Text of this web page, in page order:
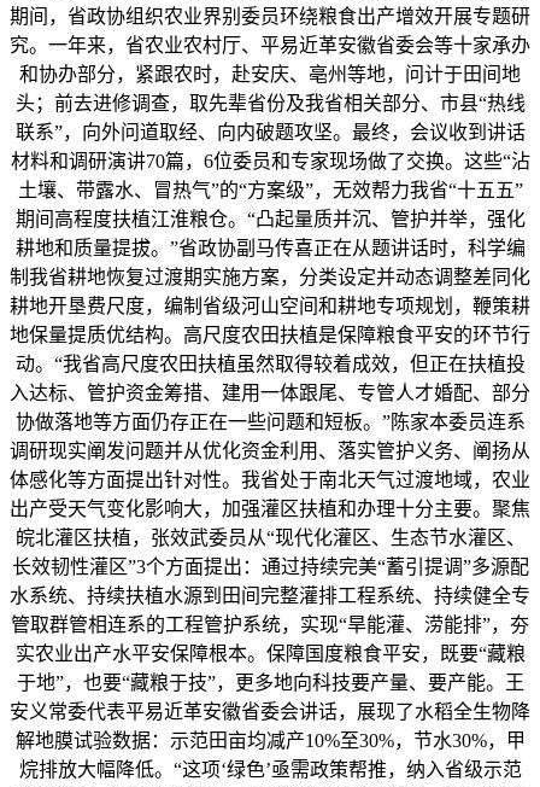
期间，省政协组织农业界别委员环绕粮食出产增效开展专题研
究。一年来，省农业农村厅、平易近革安徽省委会等十家承办
和协办部分，紧跟农时，赴安庆、亳州等地，问计于田间地
头；前去进修调查，取先辈省份及我省相关部分、市县“热线
联系”，向外问道取经、向内破题攻坚。最终，会议收到讲话
材料和调研演讲70篇，6位委员和专家现场做了交换。这些“沾
土壤、带露水、冒热气”的“方案级”，无效帮力我省“十五五”
期间高程度扶植江淮粮仓。“凸起量质并沉、管护并举，强化
耕地和质量提拔。”省政协副马传喜正在从题讲话时，科学编
制我省耕地恢复过渡期实施方案，分类设定并动态调整差同化
耕地开垦费尺度，编制省级河山空间和耕地专项规划，鞭策耕
地保量提质优结构。高尺度农田扶植是保障粮食平安的环节行
动。“我省高尺度农田扶植虽然取得较着成效，但正在扶植投
入达标、管护资金筹措、建用一体跟尾、专管人才婚配、部分
协做落地等方面仍存正在一些问题和短板。”陈家本委员连系
调研现实阐发问题并从优化资金利用、落实管护义务、阐扬从
体感化等方面提出针对性。我省处于南北天气过渡地域，农业
出产受天气变化影响大，加强灌区扶植和办理十分主要。聚焦
皖北灌区扶植，张效武委员从“现代化灌区、生态节水灌区、
长效韧性灌区”3个方面提出：通过持续完美“蓄引提调”多源配
水系统、持续扶植水源到田间完整灌排工程系统、持续健全专
管取群管相连系的工程管护系统，实现“旱能灌、涝能排”，夯
实农业出产水平安保障根本。保障国度粮食平安，既要“藏粮
于地”，也要“藏粮于技”，更多地向科技要产量、要产能。王
安义常委代表平易近革安徽省委会讲话，展现了水稻全生物降
解地膜试验数据：示范田亩均减产10%至30%，节水30%，甲
烷排放大幅降低。“这项‘绿色’亟需政策帮推，纳入省级示范